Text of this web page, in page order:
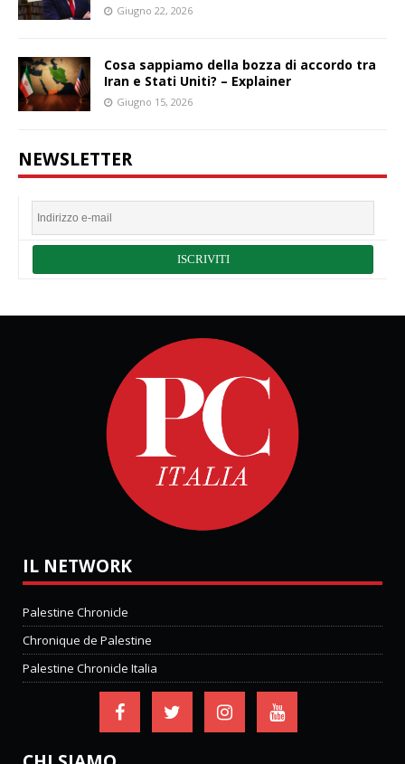
Giugno 22, 2026
Cosa sappiamo della bozza di accordo tra
Iran e Stati Uniti? – Explainer
Giugno 15, 2026
NEWSLETTER
IL NETWORK
Palestine Chronicle
Chronique de Palestine
Palestine Chronicle Italia